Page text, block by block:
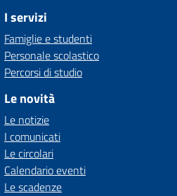
I servizi
Famiglie e studenti
Personale scolastico
Percorsi di studio
Le novità
Le notizie
I comunicati
Le circolari
Calendario eventi
Le scadenze